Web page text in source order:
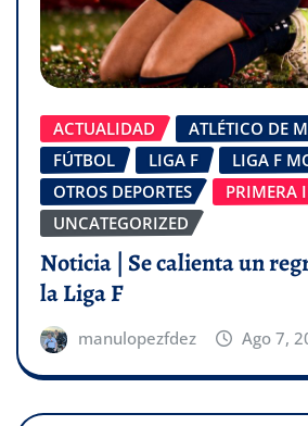
ACTUALIDAD
ATLÉTICO DE
FÚTBOL
LIGA F
LIGA F
OTROS DEPORTES
PRIMERA
UNCATEGORIZED
Noticia | Se calienta un
la Liga F
manulopezfdez Ago 7,